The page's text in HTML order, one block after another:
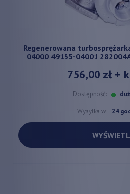
Regenerowana
04000 49135-04001
756,00 zł+
Dostępność:
Wysyłka w: 24
WYŚWIETL